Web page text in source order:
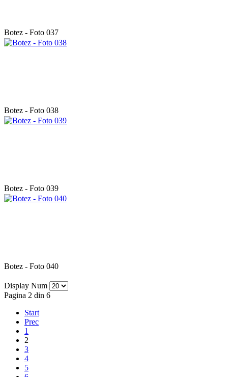
Botez - Foto 037
Botez - Foto 038
Botez - Foto 039
Botez - Foto 040
Display Num
Pagina 2 din 6
Start
Prec
1
2
3
4
5